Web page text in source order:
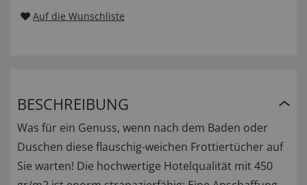
Auf die Wunschliste
BESCHREIBUNG
Was für ein Genuss, wenn nach dem Baden oder
Duschen diese flauschig-weichen Frottiertücher auf
Sie warten! Die hochwertige Hotelqualität mit 450